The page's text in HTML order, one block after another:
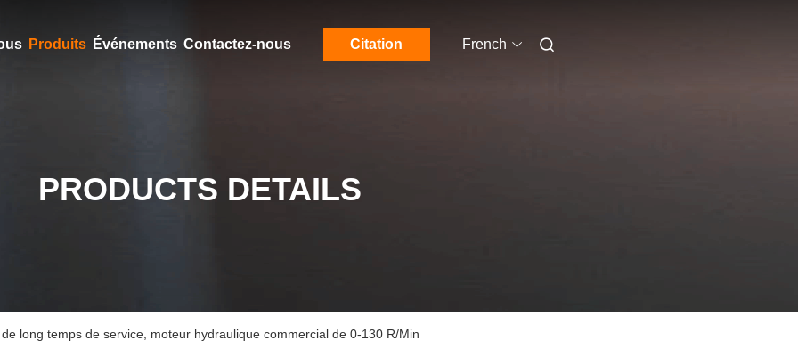
Produits Événements Contactez-nous Citation French
PRODUCTS DETAILS
long temps de service, moteur hydraulique commercial de 0-130 R/Min